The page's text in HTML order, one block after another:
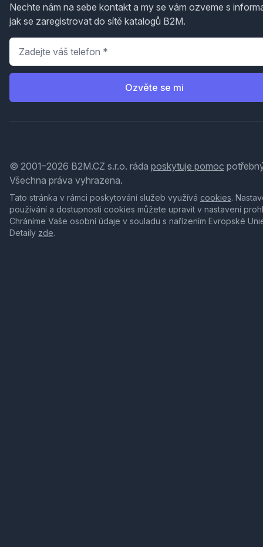
Nechte nám na sebe kontakt a my se vám ozveme s
jak se zaregistrovat do sítě katalogů B2M.
Telefon
Ozvěte se mi
© 2001–2026 B2M.CZ s.r.o. ráda poskytuje pomoc
Všechna práva vyhrazena.
Tato stránka v rámci poskytování služeb využívá cookies.
používání a dostupnosti cookies můžete upravit v nastavení
Chráníme Vaše osobní údaje v souladu s nařízením Evropské
Detaily zde.